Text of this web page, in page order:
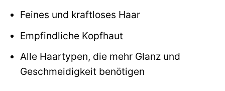
Feines und kraftloses Haar
Empfindliche Kopfhaut
Alle Haartypen, die mehr Glanz und
Geschmeidigkeit benötigen